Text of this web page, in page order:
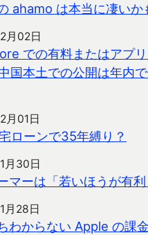
ahamo は本当に凄いか
月02日
での有料またはアプ
国本土での公開は年内
月01日
ローンで35年縛り？
月30日
マーは「若いほうが有利
月28日
わからない Apple の課